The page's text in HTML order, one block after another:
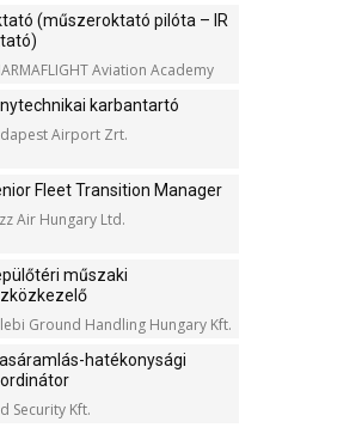
(műszeroktató pilóta – IR
Aviation Academy
karbantartó
Airport Zrt.
Fleet Transition Manager
Air Hungary Ltd.
műszaki
Ground Handling Hungary Kft.
hatékonysági
Security Kft.